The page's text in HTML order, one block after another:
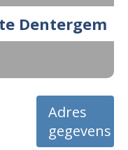
Dentergem
Adres
gegevens